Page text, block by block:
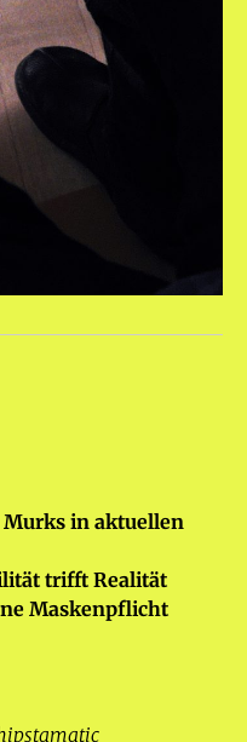
Murks in aktuellen
trifft Realität
Maskenpflicht